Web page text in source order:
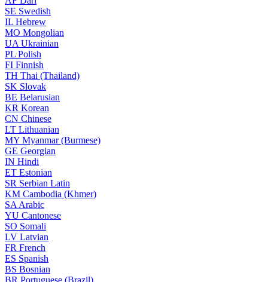
SE Swedish
IL Hebrew
MO Mongolian
UA Ukrainian
PL Polish
FI Finnish
TH Thai (Thailand)
SK Slovak
BE Belarusian
KR Korean
CN Chinese
LT Lithuanian
MY Myanmar (Burmese)
GE Georgian
IN Hindi
ET Estonian
SR Serbian Latin
KM Cambodia (Khmer)
SA Arabic
YU Cantonese
SO Somali
LV Latvian
FR French
ES Spanish
BS Bosnian
BR Portuguese (Brazil)